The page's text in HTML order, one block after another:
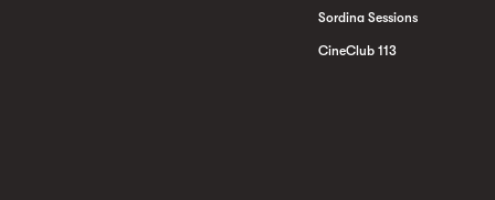
Sordina Sessions
CineClub 113